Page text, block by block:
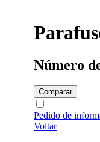
Número
Comparar
Pedido de
Voltar